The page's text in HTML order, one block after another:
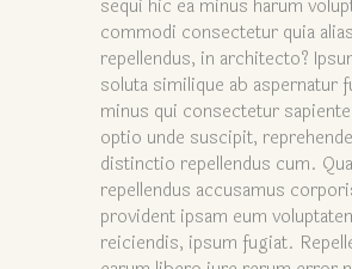
sequi hic ea minus harum
commodi consectetur quia alias
repellendus, in architecto?
soluta similique ab aspernatur
minus qui consectetur
optio unde suscipit,
distinctio repellendus cum.
repellendus accusamus
provident ipsam eum
reiciendis, ipsum fugiat.